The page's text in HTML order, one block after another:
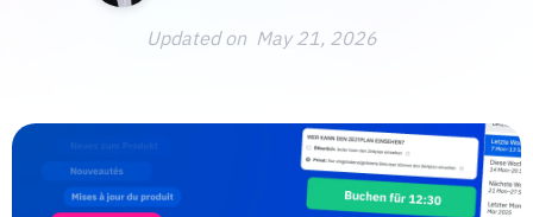
Updated on May 21, 2026